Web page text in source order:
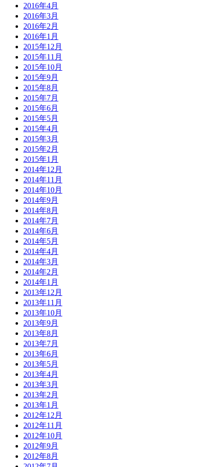
2016年4月
2016年3月
2016年2月
2016年1月
2015年12月
2015年11月
2015年10月
2015年9月
2015年8月
2015年7月
2015年6月
2015年5月
2015年4月
2015年3月
2015年2月
2015年1月
2014年12月
2014年11月
2014年10月
2014年9月
2014年8月
2014年7月
2014年6月
2014年5月
2014年4月
2014年3月
2014年2月
2014年1月
2013年12月
2013年11月
2013年10月
2013年9月
2013年8月
2013年7月
2013年6月
2013年5月
2013年4月
2013年3月
2013年2月
2013年1月
2012年12月
2012年11月
2012年10月
2012年9月
2012年8月